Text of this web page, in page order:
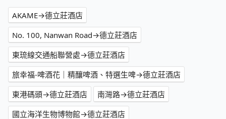
AKAME→德立莊酒店
No. 100, Nanwan Road→德立莊酒店
東琉線交通船聯營處→德立莊酒店
旅幸福-啤酒花｜精釀啤酒、特選生啤→德立莊酒店
東港碼頭→德立莊酒店
南灣路→德立莊酒店
國立海洋生物博物館→德立莊酒店